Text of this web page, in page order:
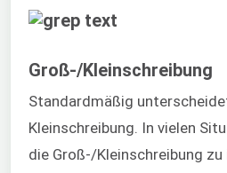
Groß-/Kleinschreibung
Standardmäßig
Kleinschreibung. In vielen
die Groß-/Kleinschreibung